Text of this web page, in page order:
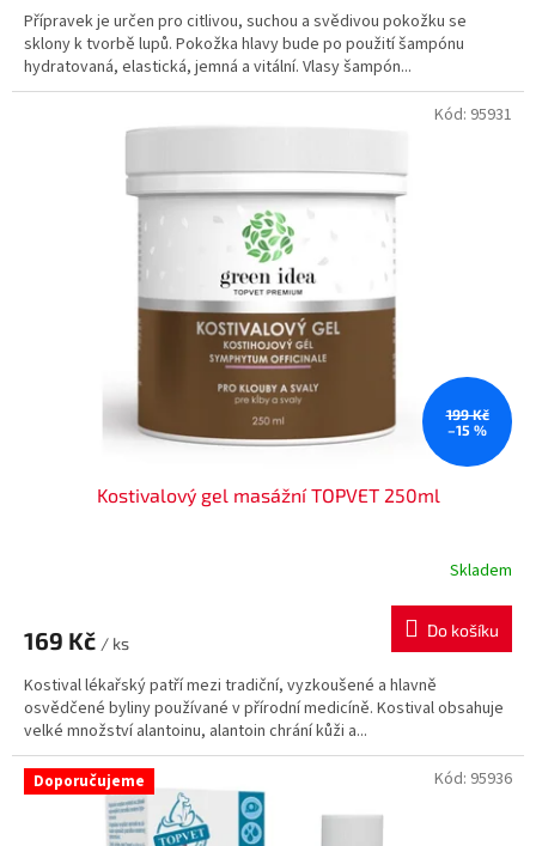
Přípravek je určen pro citlivou, suchou a svědivou pokožku se
sklony k tvorbě lupů. Pokožka hlavy bude po použití šampónu
hydratovaná, elastická, jemná a vitální. Vlasy šampón...
199 Kč
–15 %
Kostivalový gel masážní TOPVET 250ml
Skladem
169 Kč / ks
Do košíku
Kostival lékařský patří mezi tradiční, vyzkoušené a hlavně
osvědčené byliny používané v přírodní medicíně. Kostival obsahuje
velké množství alantoinu, alantoin chrání kůži a...
Kód: 95931
Doporučujeme Kód: 95936